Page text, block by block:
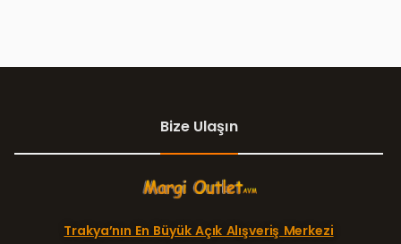
Bize Ulaşın
Trakya’nın En Büyük Açık Alışveriş Merkezi